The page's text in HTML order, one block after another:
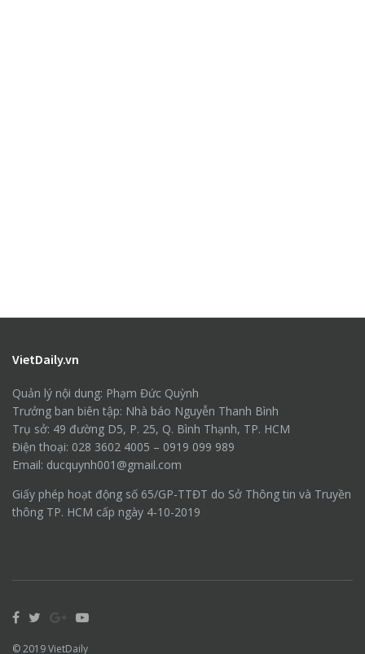
VietDaily.vn
Quản lý nội dung: Phạm Đức Quỳnh
Trưởng ban biên tập: Nhà báo Nguyễn Thanh Bình
Trụ sở: 49 đường D5, P. 25, Q. Bình Thạnh, TP. HCM
Điện thoại: 028 3602 4005 – 0919 099 989
Email: ducquynh001@gmail.com
Giấy phép hoạt động số 65/GP-TTĐT do Sở Thông tin và Truyền
thông TP. HCM cấp ngày 4-10-2019
© 2019VietDaily